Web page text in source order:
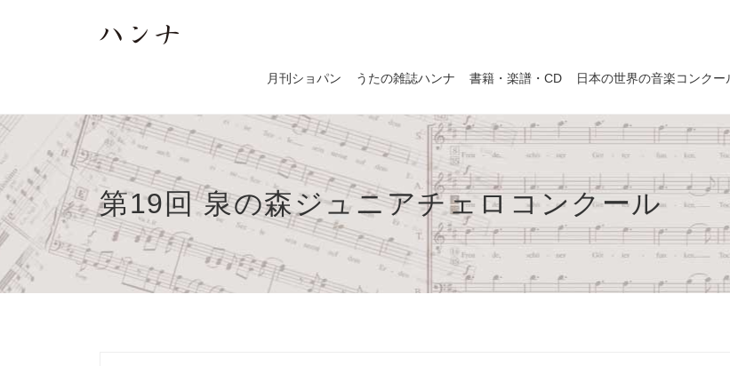
月刊ショパン うたの雑誌ハンナ 書籍・楽譜・CD 日本の世界の音楽コンクー
第19回 泉の森ジュニアチェロコンクール